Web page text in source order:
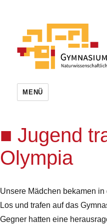
MENÜ
Jugend
Olympia
Unsere Mädchen bekamen
Los und trafen auf das
Gegner hatten eine